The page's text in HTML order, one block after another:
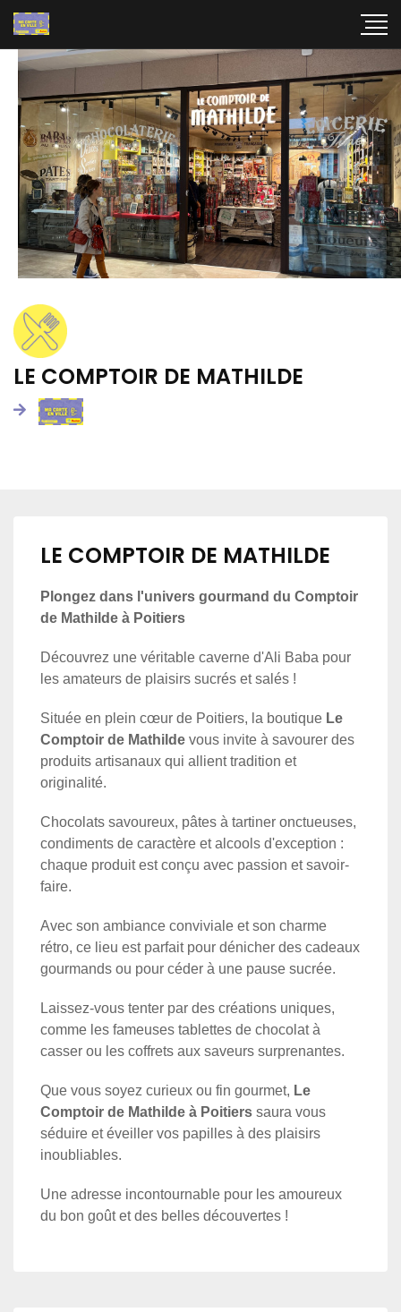
LE COMPTOIR DE MATHILDE
LE COMPTOIR DE MATHILDE
Plongez dans l'univers gourmand du Comptoir
de Mathilde à Poitiers
Découvrez une véritable caverne d'Ali Baba pour
les amateurs de plaisirs sucrés et salés !
Située en plein cœur de Poitiers, la boutique Le
Comptoir de Mathilde vous invite à savourer des
produits artisanaux qui allient tradition et
originalité.
Chocolats savoureux, pâtes à tartiner onctueuses,
condiments de caractère et alcools d'exception :
chaque produit est conçu avec passion et savoir-
faire.
Avec son ambiance conviviale et son charme
rétro, ce lieu est parfait pour dénicher des cadeaux
gourmands ou pour céder à une pause sucrée.
Laissez-vous tenter par des créations uniques,
comme les fameuses tablettes de chocolat à
casser ou les coffrets aux saveurs surprenantes.
Que vous soyez curieux ou fin gourmet, Le
Comptoir de Mathilde à Poitiers saura vous
séduire et éveiller vos papilles à des plaisirs
inoubliables.
Une adresse incontournable pour les amoureux
du bon goût et des belles découvertes !